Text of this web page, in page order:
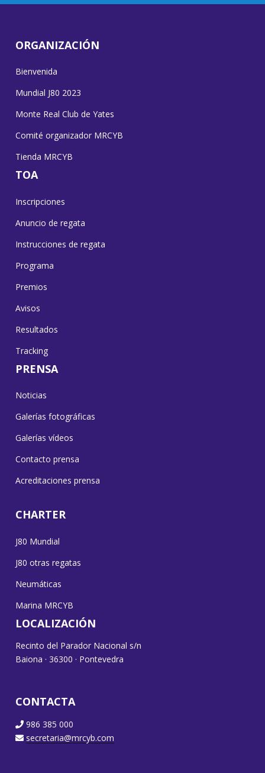
ORGANIZACIÓN
Bienvenida
Mundial J80 2023
Monte Real Club de Yates
Comité organizador MRCYB
Tienda MRCYB
TOA
Inscripciones
Anuncio de regata
Instrucciones de regata
Programa
Premios
Avisos
Resultados
Tracking
PRENSA
Noticias
Galerías fotográficas
Galerías vídeos
Contacto prensa
Acreditaciones prensa
CHARTER
J80 Mundial
J80 otras regatas
Neumáticas
Marina MRCYB
LOCALIZACIÓN
Recinto del Parador Nacional s/n
Baiona · 36300 · Pontevedra
CONTACTA
986 385 000
secretaria@mrcyb.com